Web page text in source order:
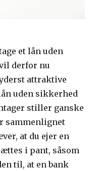
et lån uden
derfor nu
attraktive
uden sikkerhed
stiller ganske
sammenlignet
at du ejer en
i pant, såsom
til, at en bank